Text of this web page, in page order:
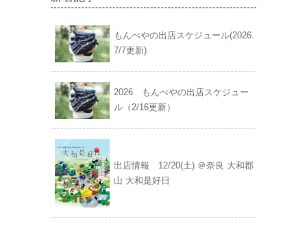
もんぺやの出店スケジュール(2026.
7/7更新)
2026 もんぺやの出店スケジュー
ル（2/16更新）
出店情報 12/20(土) ＠奈良 大和郡
山 大和是好日